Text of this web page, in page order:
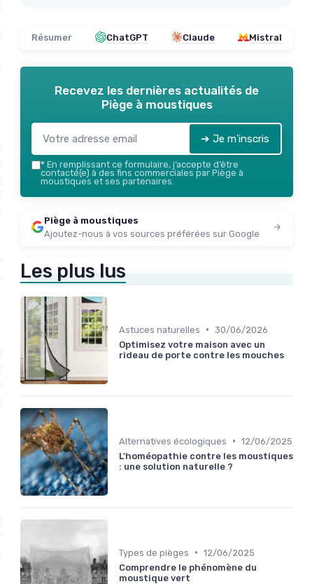
Résumer ChatGPT Claude Mistral
Recevez les dernières actualités de
Piège à moustiques
➔ Je m'inscris
* En remplissant ce formulaire, j’accepte d’être
contacté(e) à des fins commerciales par Piège à
moustiques et ses partenaires.
Piège à moustiques
Ajoutez-nous à vos sources préférées sur Google
Les plus lus
Astuces naturelles • 30/06/2026
Optimisez votre maison avec un
rideau de porte contre les mouches
Alternatives écologiques • 12/06/2025
L'homéopathie contre les moustiques
: une solution naturelle ?
Types de pièges • 12/06/2025
Comprendre le phénomène du
moustique vert